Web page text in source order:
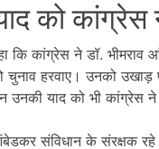
को
कि कांग्रेस ने डॉ.
चुनाव हरवाए। उनको
उनकी याद को भी कांग्रेस
संविधान के संरक्षक